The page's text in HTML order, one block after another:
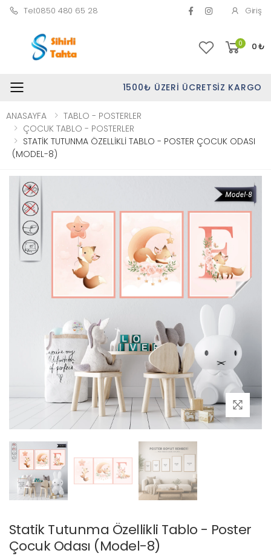
Tel:0850 480 65 28 Giriş
0 0₺
Toggle mobile menu1500₺ ÜZERI ÜCRETSIZ KARGO
ANASAYFA
TABLO - POSTERLER
ÇOCUK TABLO - POSTERLER
STATİK TUTUNMA ÖZELLİKLİ TABLO - POSTER ÇOCUK ODASI
(MODEL-8)
Statik Tutunma Özellikli Tablo - Poster
Çocuk Odası (Model-8)